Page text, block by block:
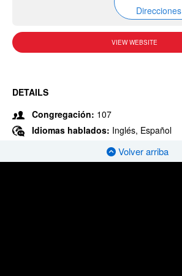
Direcciones
VIEW WEBSITE
DETAILS
Congregación: 107
Idiomas hablados: Inglés, Español
Volver arriba